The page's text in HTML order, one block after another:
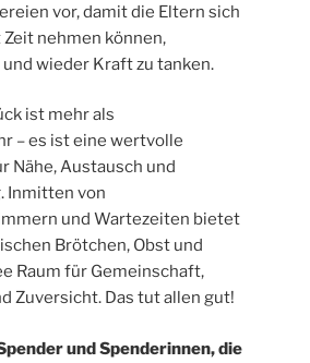
vor, damit die Eltern sich
nehmen können,
wieder Kraft zu tanken.
ist mehr als
– es ist eine wertvolle
Nähe, Austausch und
Inmitten von
und Wartezeiten bietet
Brötchen, Obst und
Raum für Gemeinschaft,
Zuversicht. Das tut allen gut!
und Spenderinnen, die